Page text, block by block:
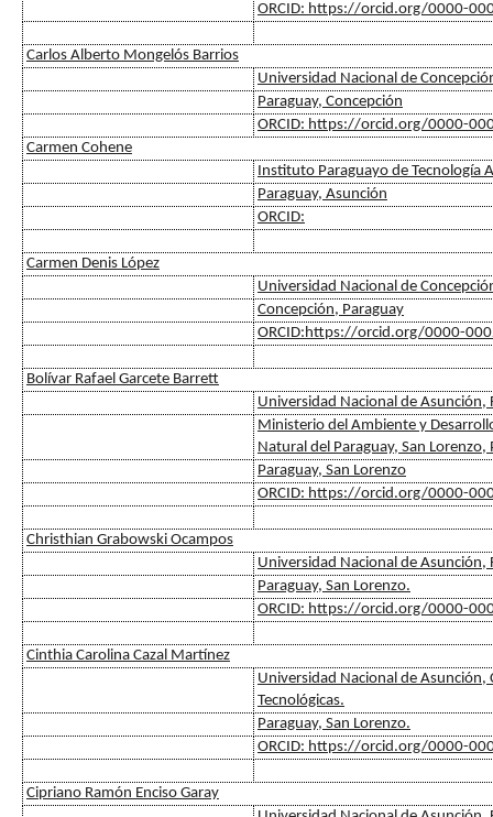
ORCID: https://orcid.org/0000-
Carlos Alberto Mongelós Barrios
Universidad Nacional de
Paraguay, Concepción
ORCID: https://orcid.org/0000-
Carmen Cohene
Instituto Paraguayo de Tecnología
Paraguay, Asunción
ORCID:
Carmen Denis López
Universidad Nacional de
Concepción, Paraguay
ORCID:https://orcid.org/0000-
Bolívar Rafael Garcete Barrett
Universidad Nacional de Asunción,
Ministerio del Ambiente y
Natural del Paraguay, San Lorenzo,
Paraguay, San Lorenzo
ORCID: https://orcid.org/0000-
Christhian Grabowski Ocampos
Universidad Nacional de Asunción,
Paraguay, San Lorenzo.
ORCID: https://orcid.org/0000-
Cinthia Carolina Cazal Martínez
Universidad Nacional de
Tecnológicas.
Paraguay, San Lorenzo.
ORCID: https://orcid.org/0000-
Cipriano Ramón Enciso Garay